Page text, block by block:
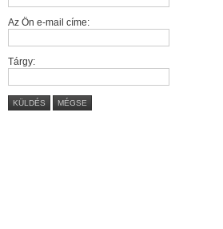
Az Ön e-mail címe:
Tárgy:
KÜLDÉS MÉGSE